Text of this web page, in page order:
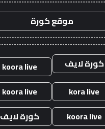
موقع كورة
كورة لايف
koora live
kora live
koora live
koora live
كورة لايف